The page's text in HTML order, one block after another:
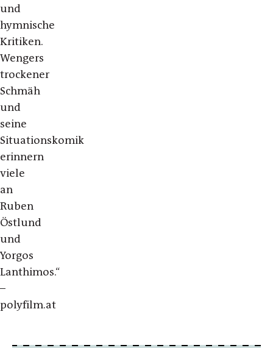
und
hymnische
Kritiken.
Wengers
trockener
Schmäh
und
seine
Situationskomik
erinnern
viele
an
Ruben
Östlund
und
Yorgos
Lanthimos.“
–
polyfilm.at